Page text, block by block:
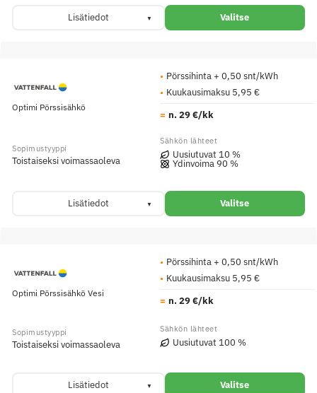
Lisätiedot Valitse
Optimi Pörssisähkö
Pörssihinta + 0,50 snt/kWh
Kuukausimaksu 5,95 €
n. 29 €/kk
Toistaiseksi voimassaoleva
Uusiutuvat 10 %
Ydinvoima 90 %
Lisätiedot Valitse
Optimi Pörssisähkö Vesi
Pörssihinta + 0,50 snt/kWh
Kuukausimaksu 5,95 €
n. 29 €/kk
Toistaiseksi voimassaoleva Uusiutuvat 100 %
Lisätiedot Valitse